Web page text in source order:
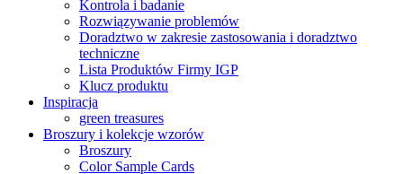
Kontrola i badanie
Rozwiązywanie problemów
Doradztwo w zakresie zastosowania i doradztwo
techniczne
Lista Produktów Firmy IGP
Klucz produktu
Inspiracja
green treasures
Broszury i kolekcje wzorów
Broszury
Color Sample Cards